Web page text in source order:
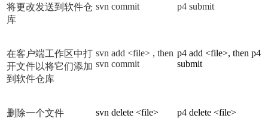
将更改发送到软件仓
库
svn commit p4 submit
在客户端工作区中打
开文件以将它们添加
到软件仓库
svn add <file> , then
svn commit
p4 add <file>, then p4
submit
删除一个文件 svn delete <file> p4 delete <file>